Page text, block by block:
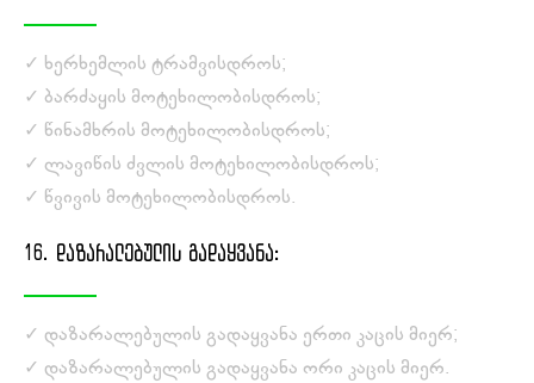
✓ ხერხემლის ტრამვისდროს;
✓ ბარძაყის მოტეხილობისდროს;
✓ წინამხრის მოტეხილობისდროს;
✓ ლავიწის ძვლის მოტეხილობისდროს;
✓ წვივის მოტეხილობისდროს.
16. ᲓᲐᲖᲐᲠᲐᲚᲔᲑᲣᲚᲘᲡ ᲒᲐᲓᲐᲧᲕᲐᲜᲐ:
✓ დაზარალებულის გადაყვანა ერთი კაცის მიერ;
✓ დაზარალებულის გადაყვანა ორი კაცის მიერ.